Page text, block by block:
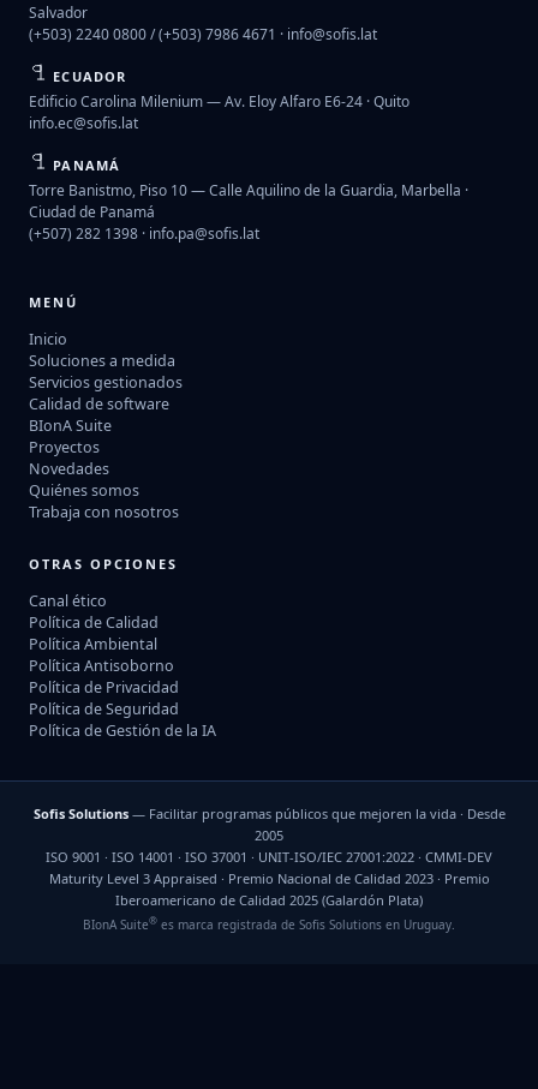
Salvador
(+503) 2240 0800 / (+503) 7986 4671 · info@sofis.lat
ECUADOR
Edificio Carolina Milenium — Av. Eloy Alfaro E6-24 · Quito
info.ec@sofis.lat
PANAMÁ
Torre Banistmo, Piso 10 — Calle Aquilino de la Guardia, Marbella ·
Ciudad de Panamá
(+507) 282 1398 · info.pa@sofis.lat
MENÚ
Inicio
Soluciones a medida
Servicios gestionados
Calidad de software
BIonA Suite
Proyectos
Novedades
Quiénes somos
Trabaja con nosotros
OTRAS OPCIONES
Canal ético
Política de Calidad
Política Ambiental
Política Antisoborno
Política de Privacidad
Política de Seguridad
Política de Gestión de la IA
Sofis Solutions— Facilitar programas públicos que mejoren la vida · Desde
2005
ISO 9001 · ISO 14001 · ISO 37001 · UNIT-ISO/IEC 27001:2022 · CMMI-DEV
Maturity Level 3 Appraised · Premio Nacional de Calidad 2023 · Premio
Iberoamericano de Calidad 2025 (Galardón Plata)
BIonA Suite® es marca registrada de Sofis Solutions en Uruguay.